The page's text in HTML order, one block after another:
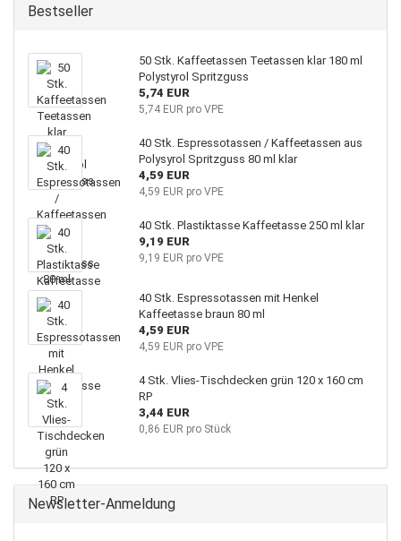
Bestseller
50 Stk. Kaffeetassen Teetassen klar 180 ml
Polystyrol Spritzguss
5,74 EUR
5,74 EUR pro VPE
40 Stk. Espressotassen / Kaffeetassen aus
Polysyrol Spritzguss 80 ml klar
4,59 EUR
4,59 EUR pro VPE
40 Stk. Plastiktasse Kaffeetasse 250 ml klar
9,19 EUR
9,19 EUR pro VPE
40 Stk. Espressotassen mit Henkel
Kaffeetasse braun 80 ml
4,59 EUR
4,59 EUR pro VPE
4 Stk. Vlies-Tischdecken grün 120 x 160 cm
RP
3,44 EUR
0,86 EUR pro Stück
Newsletter-Anmeldung